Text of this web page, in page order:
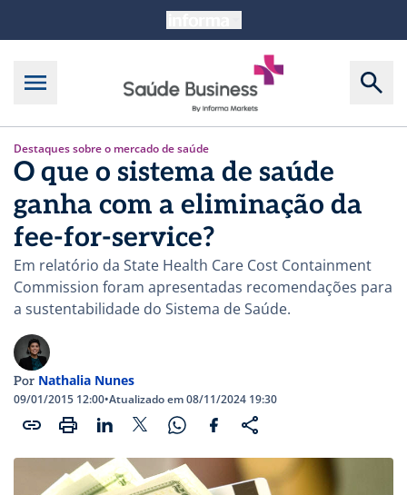
Destaques sobre o mercado de saúde
O que o sistema de saúde
ganha com a eliminação da
fee-for-service?
Em relatório da State Health Care Cost Containment
Commission foram apresentadas recomendações para
a sustentabilidade do Sistema de Saúde.
Por Nathalia Nunes
09/01/2015 12:00•Atualizado em 08/11/2024 19:30